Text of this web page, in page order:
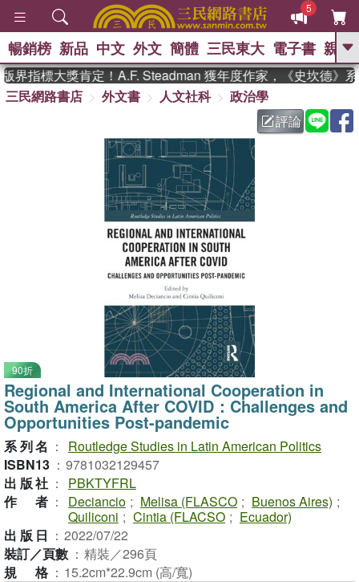
5
GO
熱搜： 東野圭吾 、 高希均教授回憶錄
父親節 、 如果歷
暑期推薦 、 國際布克
獎 臺灣漫遊錄 、 方念華
登輝時代 、 數學女孩：黎曼猜想
偉大的迷走神經
暢銷榜 新品 中文 外文 簡體 三民東大 電子書 親子
指標大獎肯定！A.F. Steadman 獲年度作家，《史坎德》系
三民網路書店
外文書 人文社科
政治學
評論
90折
Regional and International Cooperation in
South America After COVID：Challenges and
Opportunities Post-pandemic
系列名 ：
Routledge Studies in Latin American Politics
ISBN13 ： 9781032129457
出版社 ：
PBKTYFRL
作者 ： Deciancio ; Melisa (FLASCO ; Buenos Aires) ;
Quiliconi ; Cintia (FLACSO ; Ecuador)
出版日 ： 2022/07/22
裝訂／頁數 ： 精裝／296頁
規格 ： 15.2cm*22.9cm (高/寬)